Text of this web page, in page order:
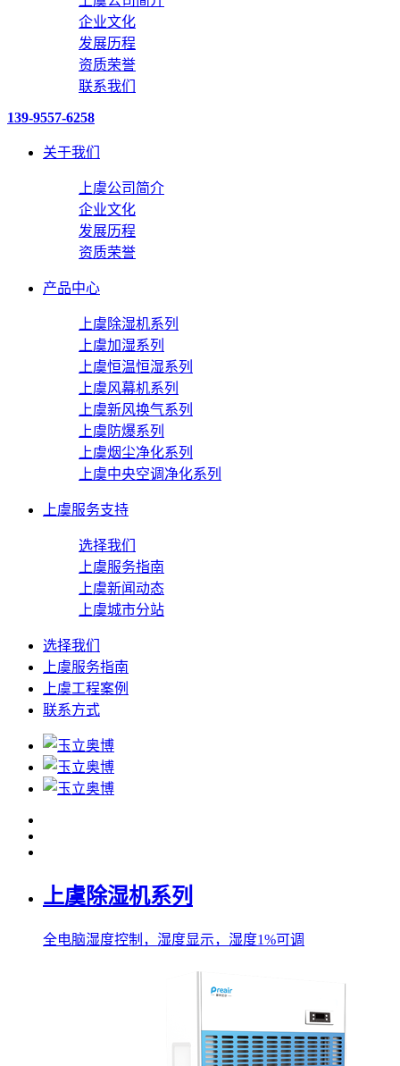
企业文化
发展历程
资质荣誉
联系我们
139-9557-6258
关于我们
上虞公司简介
企业文化
发展历程
资质荣誉
产品中心
上虞除湿机系列
上虞加湿系列
上虞恒温恒湿系列
上虞风幕机系列
上虞新风换气系列
上虞防爆系列
上虞烟尘净化系列
上虞中央空调净化系列
上虞服务支持
选择我们
上虞服务指南
上虞新闻动态
上虞城市分站
选择我们
上虞服务指南
上虞工程案例
联系方式
上虞除湿机系列
全电脑湿度控制，湿度显示，湿度1%可调